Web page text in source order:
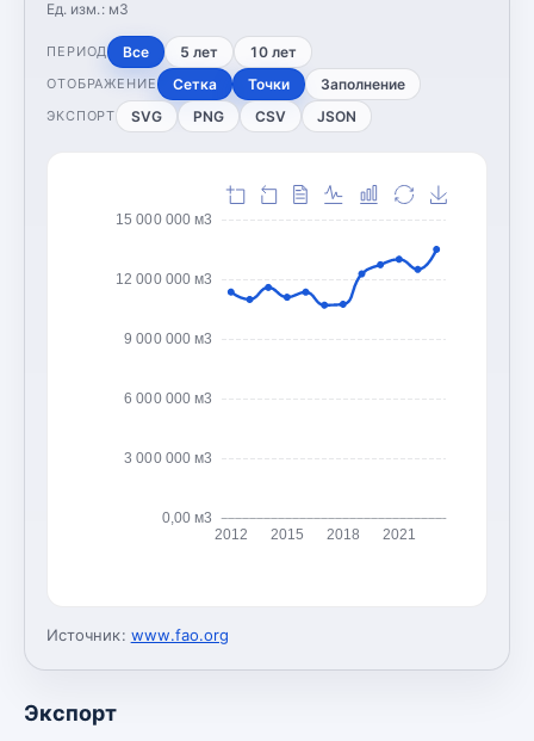
Ед. изм.: м3
ПЕРИОД Все 5 лет 10 лет
ОТОБРАЖЕНИЕ Сетка Точки Заполнение
ЭКСПОРТ SVG PNG CSV JSON
0,00 м3
3 000 000 м3
6 000 000 м3
9 000 000 м3
12 000 000 м3
15 000 000 м3
2012 2015 2018 2021
Источник: www.fao.org
Экспорт